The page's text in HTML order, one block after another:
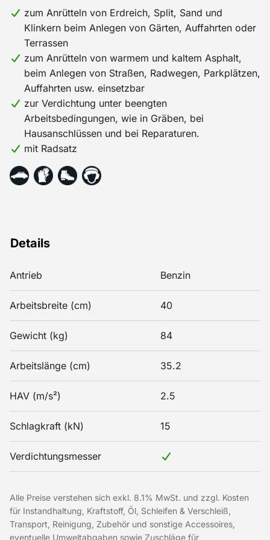
Details
Antrieb Benzin
Arbeitsbreite (cm) 40
Gewicht (kg) 84
Arbeitslänge (cm) 35.2
HAV (m/s²) 2.5
Schlagkraft (kN) 15
Verdichtungsmesser
zum Anrütteln von Erdreich, Split, Sand und
Klinkern beim Anlegen von Gärten, Auffahrten oder
Terrassen
zum Anrütteln von warmem und kaltem Asphalt,
beim Anlegen von Straßen, Radwegen, Parkplätzen,
Auffahrten usw. einsetzbar
zur Verdichtung unter beengten
Arbeitsbedingungen, wie in Gräben, bei
Hausanschlüssen und bei Reparaturen.
mit Radsatz
Alle Preise verstehen sich exkl. 8.1% MwSt. und zzgl. Kosten
für Instandhaltung, Kraftstoff, Öl, Schleifen & Verschleiß,
Transport, Reinigung, Zubehör und sonstige Accessoires,
eventuelle Umweltabgaben sowie Zuschläge für